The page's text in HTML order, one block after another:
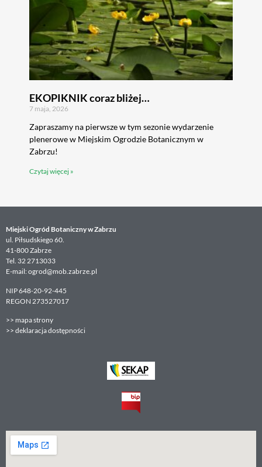
EKOPIKNIK coraz bliżej…
7 maja, 2026
Zapraszamy na pierwsze w tym sezonie wydarzenie
plenerowe w Miejskim Ogrodzie Botanicznym w
Zabrzu!
Czytaj więcej »
Miejski Ogród Botaniczny w Zabrzu
ul. Piłsudskiego 60.
41-800 Zabrze
Tel. 32 2713033
E-mail: ogrod@mob.zabrze.pl
NIP 648-20-92-445
REGON 273527017
>> mapa strony
>> deklaracja dostępności